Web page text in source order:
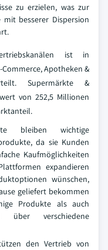
zu erzielen, was zur
besserer Dispersion
ist in
Apotheken &
Supermärkte &
von 252,5 Millionen
bleiben wichtige
da sie Kunden
Kaufmöglichkeiten
expandieren
wünschen,
geliefert bekommen
Produkte als auch
über verschiedene
den Vertrieb von